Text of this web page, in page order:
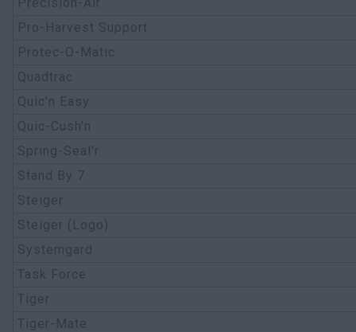
Pro-Harvest Support
Protec-O-Matic
Quadtrac
Quic'n Easy
Quic-Cush'n
Spring-Seal'r
Stand By 7
Steiger
Steiger (Logo)
Systemgard
Task Force
Tiger
Tiger-Mate